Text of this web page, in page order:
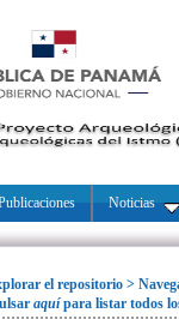
Noticias
el repositorio >
aquípara listar todos